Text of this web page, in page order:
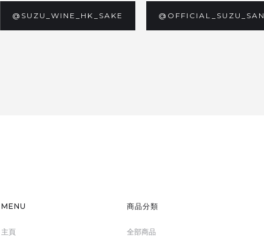
@SUZU_WINE_HK_SAKE @OFFICIAL_SUZU_SAN
MENU
主頁
商品分類
全部商品